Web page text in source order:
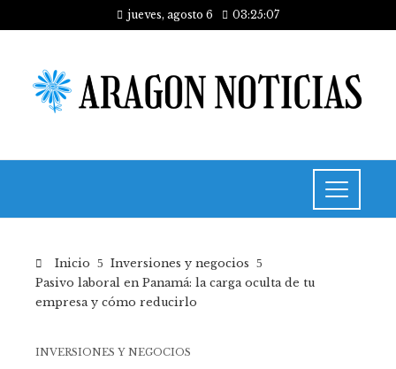
jueves, agosto 6 03:25:08
Inicio
Inversiones y negocios
Pasivo laboral en Panamá: la carga oculta de tu
empresa y cómo reducirlo
INVERSIONES Y NEGOCIOS